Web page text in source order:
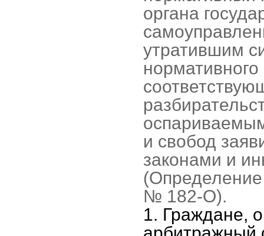
органа
утратившим
нормативного
и свобод
законами и
№ 182-О).
1. Граждане,